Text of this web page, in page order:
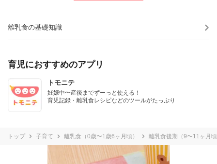
離乳食の基礎知識
育児におすすめのアプリ
トモニテ
妊娠中〜産後までずーっと使える！
育児記録・離乳食レシピなどのツールがたっぷり
トップ 子育て 離乳食（0歳〜1歳6ヶ月頃） 離乳食後期（9〜11ヶ月